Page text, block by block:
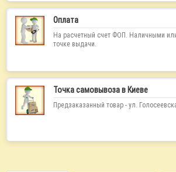
Оплата
На расчетный счет ФОП. Наличными
точке выдачи.
Точка самовывоза в Киеве
Предзаказанный товар - ул.